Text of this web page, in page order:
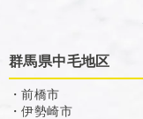
群馬県中毛地区
・前橋市
・伊勢崎市